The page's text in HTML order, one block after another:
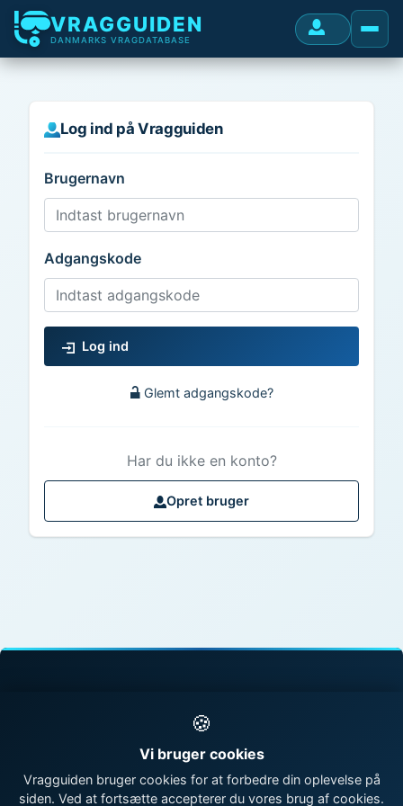
VRAGGUIDEN
DANMARKS VRAGDATABASE
Log ind på Vragguiden
Brugernavn
Adgangskode
Log ind
Glemt adgangskode?
Har du ikke en konto?
Opret bruger
vragdatabase
| Om Vragguiden
🍪
Vi bruger cookies
Vragguiden bruger cookies for at forbedre din oplevelse på
siden. Ved at fortsætte accepterer du vores brug af cookies.